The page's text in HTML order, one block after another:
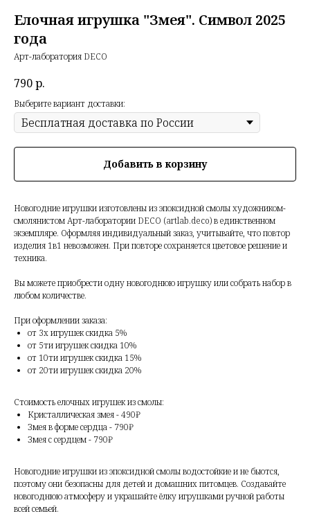
Елочная игрушка "Змея". Символ 2025
года
Арт-лаборатория DECO
790р.
Выберите вариант доставки:
Добавить в корзину
Новогодние игрушки изготовлены из эпоксидной смолы художником-
смолянистом Арт-лаборатории DECO (artlab.deco) в единственном
экземпляре. Оформляя индивидуальный заказ, учитывайте, что повтор
изделия 1в1 невозможен. При повторе сохраняется цветовое решение и
техника.
Вы можете приобрести одну новогоднюю игрушку или собрать набор в
любом количестве.
При оформлении заказа:
от 3х игрушек скидка 5%
от 5ти игрушек скидка 10%
от 10ти игрушек скидка 15%
от 20ти игрушек скидка 20%
Стоимость елочных игрушек из смолы:
Кристаллическая змея - 490₽
Змея в форме сердца - 790₽
Змея с сердцем - 790₽
Новогодние игрушки из эпоксидной смолы водостойкие и не бьются,
поэтому они безопасны для детей и домашних питомцев. Создавайте
новогоднюю атмосферу и украшайте ёлку игрушками ручной работы
всей семьей.